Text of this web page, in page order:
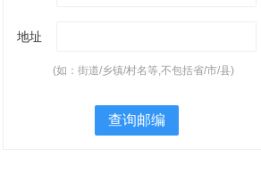
地址
(如：街道/乡镇/村名等,不包括省/市/县)
查询邮编